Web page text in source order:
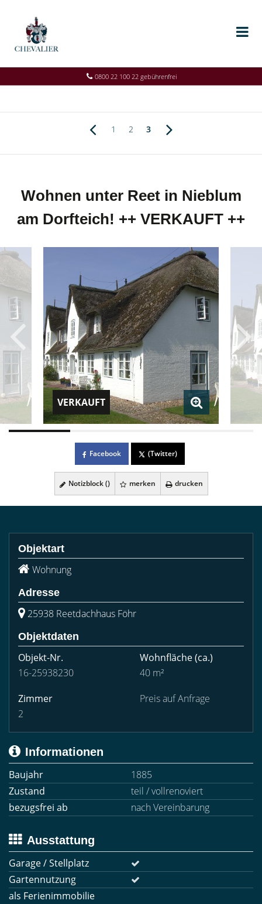
0800 22 100 22 gebührenfrei
1 2 3
Wohnen unter Reet in Nieblum
am Dorfteich! ++ VERKAUFT ++
VERKAUFT
Facebook (Twitter)
Notizblock () merken drucken
Objektart
Wohnung
Adresse
25938 Reetdachhaus Föhr
Objektdaten
Objekt-Nr.
16-25938230
Wohnfläche(ca.)
40 m²
Zimmer
2
Preis auf Anfrage
Informationen
Baujahr
1885
Zustand
teil / vollrenoviert
bezugsfrei ab
nach Vereinbarung
Ausstattung
Garage / Stellplatz
Gartennutzung
als Ferienimmobilie